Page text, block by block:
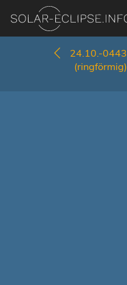
24.10.-0443
(ringförmig)